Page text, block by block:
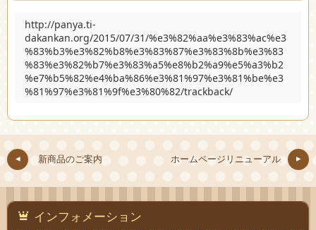
http://panya.ti-
dakankan.org/2015/07/31/%e3%82%aa%e3%83%ac%e3
%83%b3%e3%82%b8%e3%83%87%e3%83%8b%e3%83
%83%e3%82%b7%e3%83%a5%e8%b2%a9%e5%a3%b2
%e7%b5%82%e4%ba%86%e3%81%97%e3%81%be%e3
%81%97%e3%81%9f%e3%80%82/trackback/
新商品のご案内 ホームページリニューアル
インフォメーション